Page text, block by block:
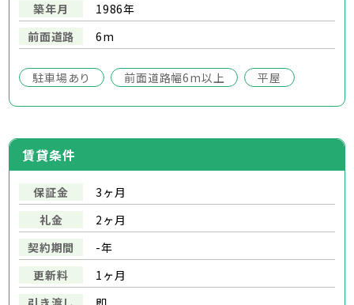
築年月
1986年
前面道路
6m
駐車場あり 前面道路幅6m以上 平屋
賃貸条件
保証金
3ヶ月
礼金
2ヶ月
契約期間
-年
更新料
1ヶ月